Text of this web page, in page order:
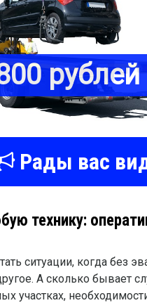
рублей
Рады вас
технику:
ситуации, когда без
А сколько бывает
участках,